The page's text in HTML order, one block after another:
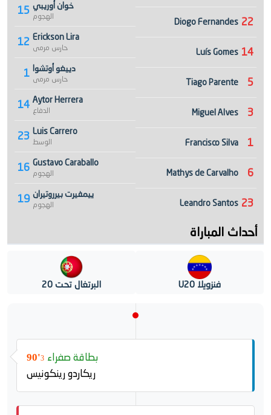
15 خوان أوريبي
الهجوم
12 Erickson Lira
حارس مرمى
1 دييغو أوتشوا
حارس مرمى
14 Aytor Herrera
الدفاع
23 Luis Carrero
الوسط
16 Gustavo Caraballo
الهجوم
19 ييمفيرت بيرروتيران
الهجوم
22
Diogo Fernandes
14
Luís Gomes
5
Tiago Parente
3
Miguel Alves
1
Francisco Silva
6
Mathys de Carvalho
23
Leandro Santos
أحداث المباراة
فنزويلا U20 البرتغال تحت 20
90'3 بطاقة صفراء
ريكاردو رينكونيس